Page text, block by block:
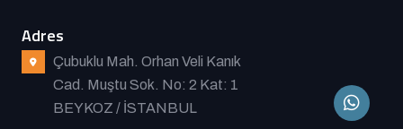
Adres
Çubuklu Mah. Orhan Veli Kanık
Cad. Muştu Sok. No: 2 Kat: 1
BEYKOZ / İSTANBUL